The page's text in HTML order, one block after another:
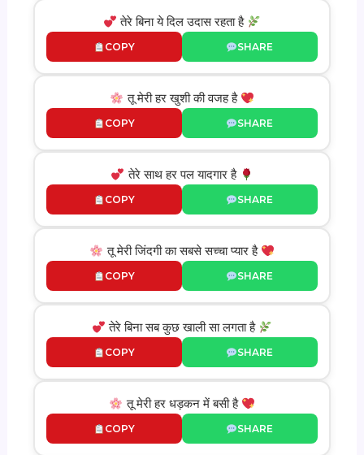
तेरे बिना ये दिल उदास रहता है
COPY SHARE
तू मेरी हर खुशी की वजह है
COPY SHARE
तेरे साथ हर पल यादगार है
COPY SHARE
तू मेरी जिंदगी का सबसे सच्चा प्यार है
COPY SHARE
तेरे बिना सब कुछ खाली सा लगता है
COPY SHARE
तू मेरी हर धड़कन में बसी है
COPY SHARE